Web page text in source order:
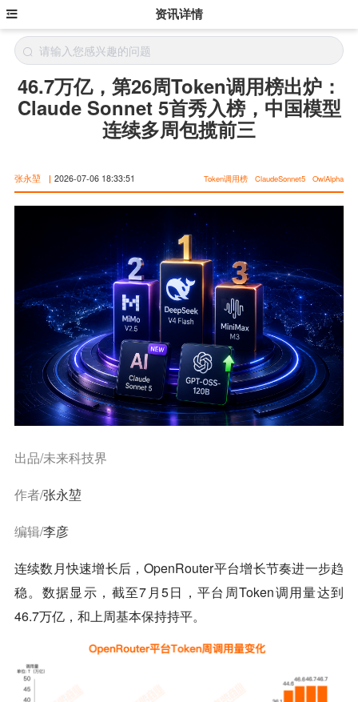
资讯详情
46.7万亿，第26周Token调用榜出炉：
Claude Sonnet 5首秀入榜，中国模型
连续多周包揽前三
张永堃 | 2026-07-06 18:33:51 Token调用榜 ClaudeSonnet5 OwlAlpha
出品/未来科技界
作者/张永堃
编辑/李彦
连续数月快速增长后，OpenRouter平台增长节奏进一步趋
稳。数据显示，截至7月5日，平台周Token调用量达到
46.7万亿，和上周基本保持持平。